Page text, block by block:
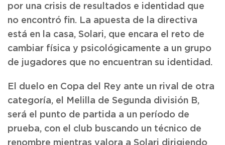
por una crisis de resultados e identidad que
no encontró fin. La apuesta de la directiva
está en la casa, Solari, que encara el reto de
cambiar física y psicológicamente a un grupo
de jugadores que no encuentran su identidad.
El duelo en Copa del Rey ante un rival de otra
categoría, el Melilla de Segunda división B,
será el punto de partida a un período de
prueba, con el club buscando un técnico de
renombre mientras valora a Solari dirigiendo